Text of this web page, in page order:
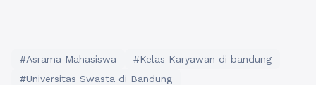
#Asrama Mahasiswa
#Kelas Karyawan di bandung
#Universitas Swasta di Bandung